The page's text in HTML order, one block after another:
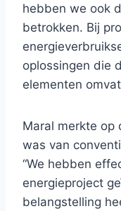
hebben we ook
betrokken. Bij
oplossingen die
elementen
Maral merkte op
was van
“We hebben
energieproject
belangstelling